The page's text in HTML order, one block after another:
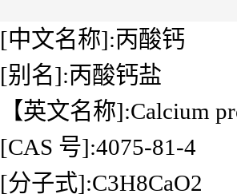
[中文名称]:丙酸钙
[别名]:丙酸钙盐
【英文名称]:Calcium
[CAS 号]:4075-81-4
[分子式]:C3H8CaO2